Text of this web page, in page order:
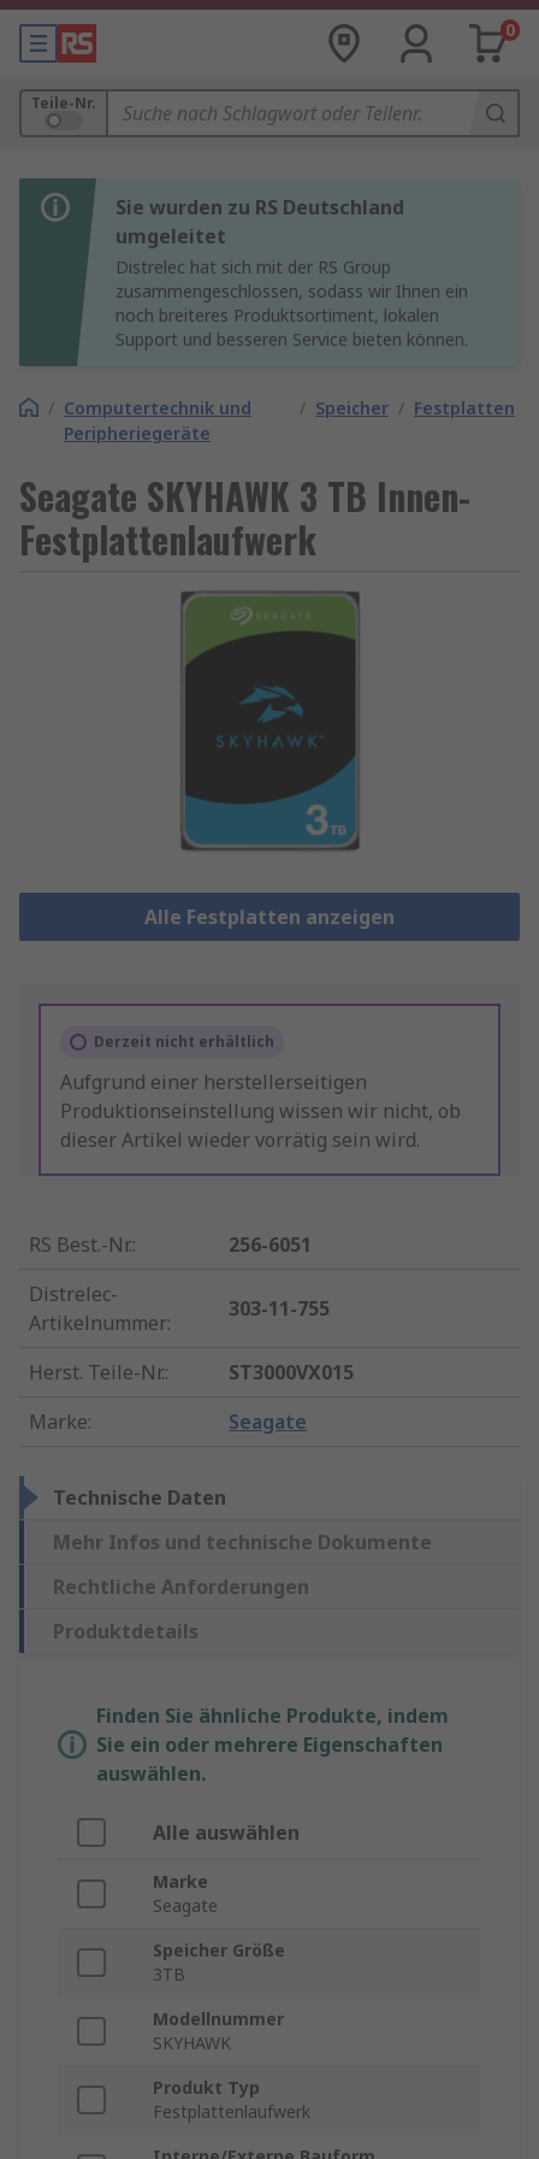
0
Teile-Nr.
Sie wurden zu RS Deutschland
umgeleitet
Distrelec hat sich mit der RS Group
zusammengeschlossen, sodass wir Ihnen ein
noch breiteres Produktsortiment, lokalen
Support und besseren Service bieten können.
/ Computertechnik und
Peripheriegeräte
/ Speicher / Festplatten
Seagate SKYHAWK 3 TB Innen-
Festplattenlaufwerk
Alle Festplatten anzeigen
Derzeit nicht erhältlich
Aufgrund einer herstellerseitigen
Produktionseinstellung wissen wir nicht, ob
dieser Artikel wieder vorrätig sein wird.
RS Best.-Nr.:
256-6051
Distrelec-
Artikelnummer:
303-11-755
Herst. Teile-Nr.:
ST3000VX015
Marke: Seagate
Technische Daten
Mehr Infos und technische Dokumente
Rechtliche Anforderungen
Produktdetails
Finden Sie ähnliche Produkte, indem
Sie ein oder mehrere Eigenschaften
auswählen.
Alle auswählen
Marke
Seagate
Speicher Größe
3TB
Modellnummer
SKYHAWK
Produkt Typ
Festplattenlaufwerk